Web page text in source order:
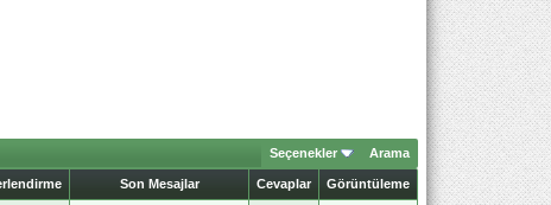
Seçenekler Arama
Son Mesajlar Cevaplar Görüntüleme